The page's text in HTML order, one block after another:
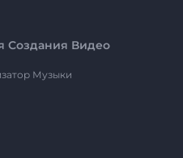
Создания Видео
Музыки